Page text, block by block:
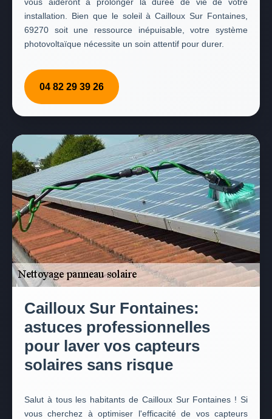
installation. Bien que le soleil à Cailloux Sur Fontaines,
69270 soit une ressource inépuisable, votre système
photovoltaïque nécessite un soin attentif pour durer.
04 82 29 39 26
Cailloux Sur Fontaines:
astuces professionnelles
pour laver vos capteurs
solaires sans risque
Salut à tous les habitants de Cailloux Sur Fontaines ! Si
vous cherchez à optimiser l'efficacité de vos capteurs